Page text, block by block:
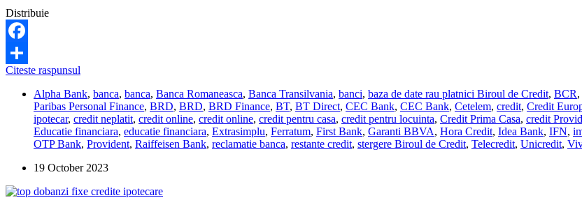
Distribuie
Facebook
Share
Citeste raspunsul
si
IFN-
uri
raporteaza
la
de
datele
Alpha Bank, banca, banca, Banca Romaneasca, Banca Transilvania, banci, baza de date rau platnici Biroul de Credit, BCR,
Paribas Personal Finance, BRD, BRD, BRD Finance, BT, BT Direct, CEC Bank, CEC Bank, Cetelem, credit, Credit
ipotecar, credit neplatit, credit online, credit online, credit pentru casa, credit pentru locuinta, Credit Prima Casa, credit
Educatie financiara, educatie financiara, Extrasimplu, Ferratum, First Bank, Garanti BBVA, Hora Credit, Idea Bank, IFN,
OTP Bank, Provident, Raiffeisen Bank, reclamatie banca, restante credit, stergere Biroul de Credit, Telecredit, Unicredit,
19 October 2023